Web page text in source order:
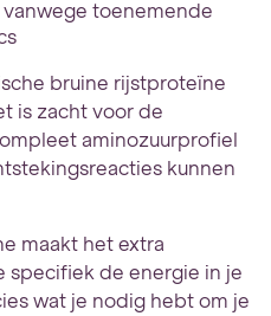
toenemende
bruine rijstproteïne
is zacht voor de
aminozuurprofiel
kunnen
maakt het extra
specifiek de energie in je
wat je nodig hebt om je